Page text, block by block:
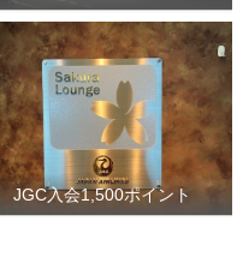
JGC入会1,500ポイント